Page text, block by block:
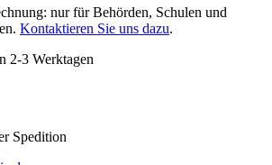
nur für Behörden, Schulen und
Kontaktieren Sie uns dazu.
2-3 Werktagen
Spedition